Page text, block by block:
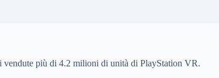
vendute più di 4.2 milioni di unità di PlayStation VR.